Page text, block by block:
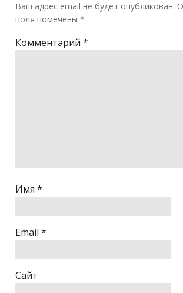
Ваш адрес email не будет опубликован.
поля помечены *
Комментарий *
Имя *
Email *
Сайт